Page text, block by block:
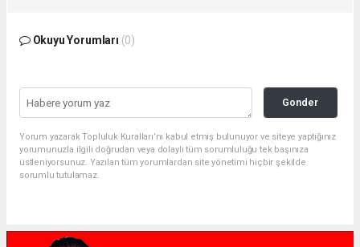
Okuyu Yorumları (0)
Gonder
Yorum yazarak Topluluk Kuralları’nı kabul etmiş bulunuyor ve siteye yaptığınız
yorumunuzla ilgili doğrudan veya dolaylı tüm sorumluluğu tek başınıza
üstleniyorsunuz. Yazılan tüm yorumlardan site yönetimi hiçbir şekilde
sorumlu tutulamaz.